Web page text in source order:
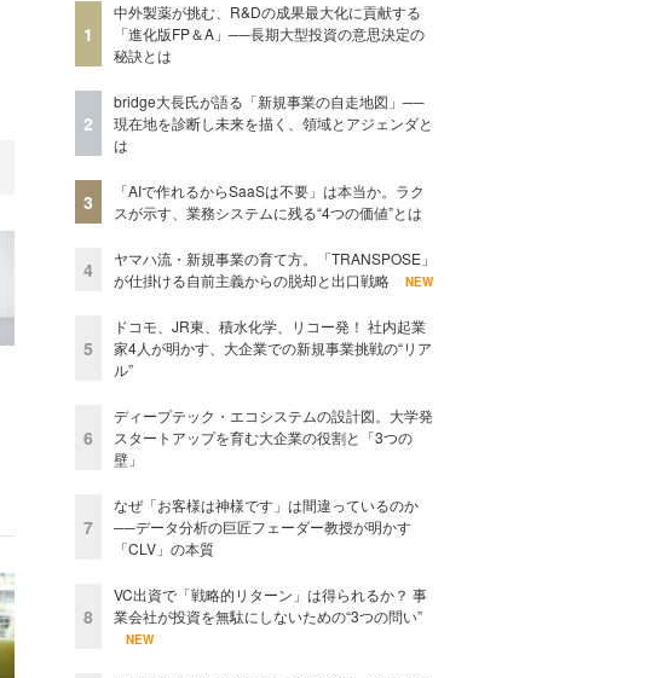
1
中外製薬が挑む、R&Dの成果最大化に貢献する
「進化版FP＆A」──長期大型投資の意思決定の
秘訣とは
2
bridge大長氏が語る「新規事業の自走地図」──
現在地を診断し未来を描く、領域とアジェンダと
は
3
「AIで作れるからSaaSは不要」は本当か。ラク
スが示す、業務システムに残る“4つの価値”とは
4
ヤマハ流・新規事業の育て方。「TRANSPOSE」
が仕掛ける自前主義からの脱却と出口戦略
NEW
5
ドコモ、JR東、積水化学、リコー発！ 社内起業
家4人が明かす、大企業での新規事業挑戦の“リア
ル”
6
ディープテック・エコシステムの設計図。大学発
スタートアップを育む大企業の役割と「3つの
壁」
7
なぜ「お客様は神様です」は間違っているのか
──データ分析の巨匠フェーダー教授が明かす
「CLV」の本質
8
VC出資で「戦略的リターン」は得られるか？ 事
業会社が投資を無駄にしないための“3つの問い”
NEW